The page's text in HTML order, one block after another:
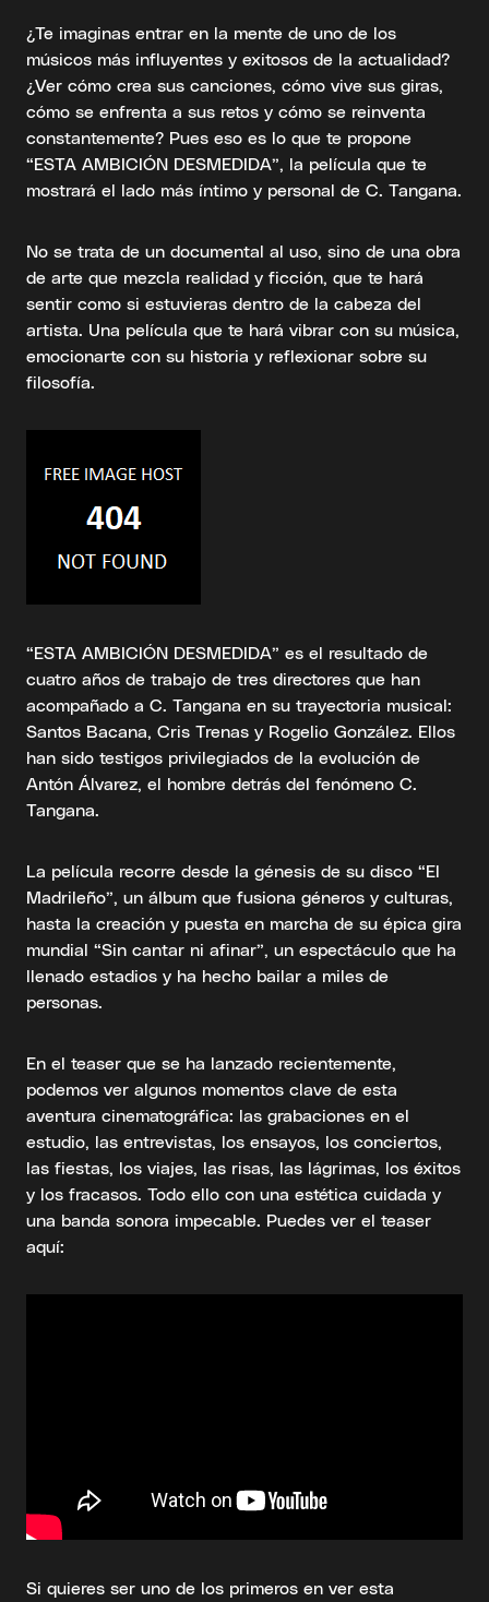
¿Te imaginas entrar en la mente de uno de los
músicos más influyentes y exitosos de la actualidad?
¿Ver cómo crea sus canciones, cómo vive sus giras,
cómo se enfrenta a sus retos y cómo se reinventa
constantemente? Pues eso es lo que te propone
“ESTA AMBICIÓN DESMEDIDA”, la película que te
mostrará el lado más íntimo y personal de C. Tangana.
No se trata de un documental al uso, sino de una obra
de arte que mezcla realidad y ficción, que te hará
sentir como si estuvieras dentro de la cabeza del
artista. Una película que te hará vibrar con su música,
emocionarte con su historia y reflexionar sobre su
filosofía.
“ESTA AMBICIÓN DESMEDIDA” es el resultado de
cuatro años de trabajo de tres directores que han
acompañado a C. Tangana en su trayectoria musical:
Santos Bacana, Cris Trenas y Rogelio González. Ellos
han sido testigos privilegiados de la evolución de
Antón Álvarez, el hombre detrás del fenómeno C.
Tangana.
La película recorre desde la génesis de su disco “El
Madrileño”, un álbum que fusiona géneros y culturas,
hasta la creación y puesta en marcha de su épica gira
mundial “Sin cantar ni afinar”, un espectáculo que ha
llenado estadios y ha hecho bailar a miles de
personas.
En el teaser que se ha lanzado recientemente,
podemos ver algunos momentos clave de esta
aventura cinematográfica: las grabaciones en el
estudio, las entrevistas, los ensayos, los conciertos,
las fiestas, los viajes, las risas, las lágrimas, los éxitos
y los fracasos. Todo ello con una estética cuidada y
una banda sonora impecable. Puedes ver el teaser
aquí:
Si quieres ser uno de los primeros en ver esta